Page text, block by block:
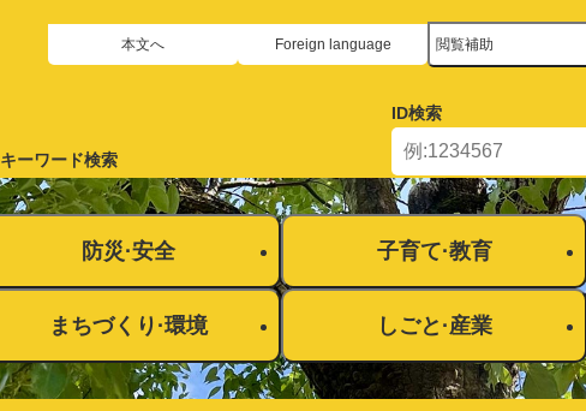
本文へ Foreign language 閲覧補助
キーワード検索
ID検索
防災·安全 子育て·教育
まちづくり·環境 しごと·産業